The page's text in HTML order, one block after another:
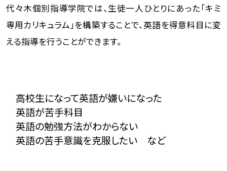
代々木個別指導学院では、生徒一人ひとりにあった「キミ
専用カリキュラム」を構築することで、英語を得意科目に変
える指導を行うことができます。
高校生になって英語が嫌いになった
英語が苦手科目
英語の勉強方法がわからない
英語の苦手意識を克服したい など